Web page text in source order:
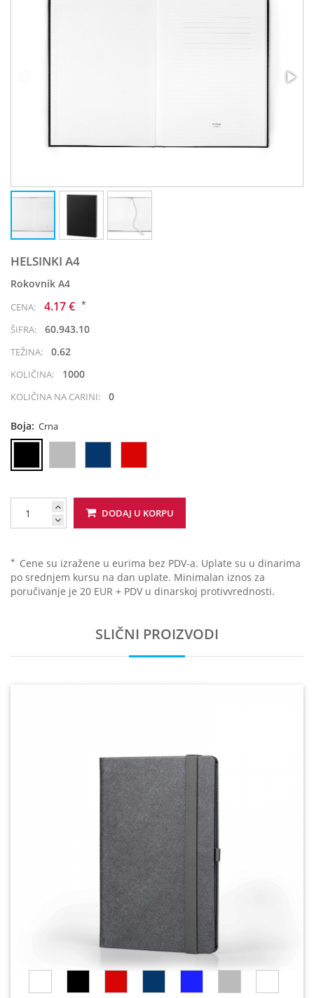
HELSINKI A4
Rokovnik A4
CENA: 4.17 € *
ŠIFRA: 60.943.10
TEŽINA: 0.62
KOLIČINA: 1000
KOLIČINA NA CARINI: 0
Boja: Crna
DODAJ U KORPU
* Cene su izražene u eurima bez PDV-a. Uplate su u dinarima
po srednjem kursu na dan uplate. Minimalan iznos za
poručivanje je 20 EUR + PDV u dinarskoj protivvrednosti.
SLIČNI PROIZVODI